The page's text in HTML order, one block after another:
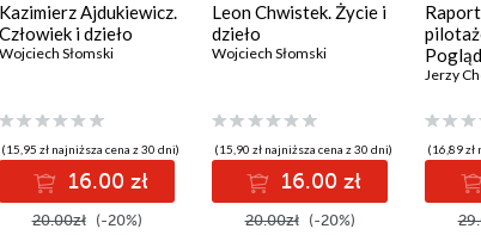
Kazimierz Ajdukiewicz.
Człowiek i dzieło
Wojciech Słomski
(15,95 zł najniższa cena z 30 dni)
16.00 zł
20.00zł (-20%)
Leon Chwistek. Życie i
dzieło
Wojciech Słomski
(15,90 zł najniższa cena z 30 dni)
16.00 zł
20.00zł (-20%)
Jerzy
(16,89 zł